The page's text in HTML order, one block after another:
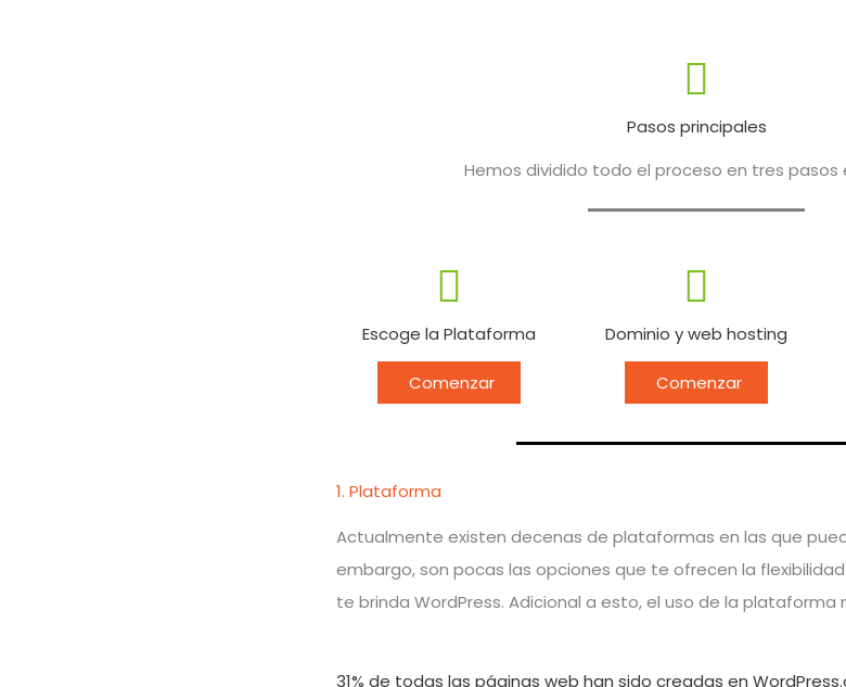
Pasos principales
Hemos dividido todo el proceso en tres pasos
Escoge la Plataforma
Comenzar
Dominio y web hosting
Comenzar
1. Plataforma
Actualmente existen decenas de plataformas en las que
embargo, son pocas las opciones que te ofrecen la
te brinda WordPress. Adicional a esto, el uso de la plataforma
31% de todas las páginas web han sido creadas en